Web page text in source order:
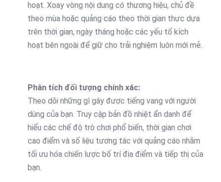
hoạt. Xoay vòng nội dung có thương hiệu, chủ đề
theo mùa hoặc quảng cáo theo thời gian thực dựa
trên thời gian, ngày tháng hoặc các yếu tố kích
hoạt bên ngoài để giữ cho trải nghiệm luôn mới mẻ.
Phân tích đối tượng chính xác:
Theo dõi những gì gây được tiếng vang với người
dùng của bạn. Truy cập bản đồ nhiệt ẩn danh để
hiểu các chế độ trò chơi phổ biến, thời gian chơi
cao điểm và số liệu tương tác với quảng cáo nhằm
tối ưu hóa chiến lược bố trí địa điểm và tiếp thị của
bạn.